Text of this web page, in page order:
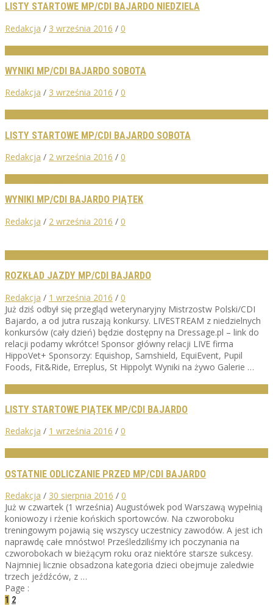
LISTY STARTOWE MP/CDI BAJARDO NIEDZIELA
Redakcja / 3 września 2016 / 0
WYNIKI MP/CDI BAJARDO SOBOTA
Redakcja / 3 września 2016 / 0
LISTY STARTOWE MP/CDI BAJARDO SOBOTA
Redakcja / 2 września 2016 / 0
WYNIKI MP/CDI BAJARDO PIĄTEK
Redakcja / 2 września 2016 / 0
ROZKŁAD JAZDY MP/CDI BAJARDO
Redakcja / 1 września 2016 / 0
Już dziś odbył się przegląd weterynaryjny Mistrzostw Polski/CDI
Bajardo, a od jutra ruszają konkursy. LIVESTREAM z niedzielnych
konkursów (cały dzień) będzie dostępny na Dressage.pl – link do
relacji podamy wkrótce! Sponsor główny relacji LIVE firma
HippoVet+ Sponsorzy: Equishop, Samshield, EquiEvent, Pupil
Foods, Fit&Ride, Erreplus, St Hippolyt Wyniki na żywo Galerie …
LISTY STARTOWE PIĄTEK MP/CDI BAJARDO
Redakcja / 1 września 2016 / 0
OSTATNIE ODLICZANIE PRZED MP/CDI BAJARDO
Redakcja / 30 sierpnia 2016 / 0
Już w czwartek (1 września) Augustówek pod Warszawą wypełnią
koniowozy i rżenie końskich sportowców. Na czworoboku
treningowym pojawią się wszyscy uczestnicy zawodów. A jest ich
naprawdę całe mnóstwo! Prześledziliśmy ich poczynania na
czworobokach w bieżącym roku oraz niektóre starsze sukcesy.
Najmniej licznie obsadzona kategoria dzieci obejmuje zaledwie
trzech jeźdźców, z …
Page :
1 2